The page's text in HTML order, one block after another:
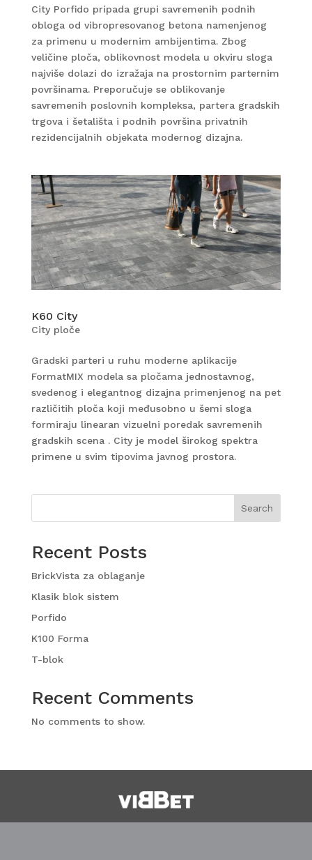
City Porfido pripada grupi savremenih podnih
obloga od vibropresovanog betona namenjenog
za primenu u modernim ambijentima. Zbog
veličine ploča, oblikovnost modela u okviru sloga
najviše dolazi do izražaja na prostornim parternim
površinama. Preporučuje se oblikovanje
savremenih poslovnih kompleksa, partera gradskih
trgova i šetališta i podnih površina privatnih
rezidencijalnih objekata modernog dizajna.
K60 City
City ploče
Gradski parteri u ruhu moderne aplikacije
FormatMIX modela sa pločama jednostavnog,
svedenog i elegantnog dizajna primenjenog na pet
različitih ploča koji međusobno u šemi sloga
formiraju linearan vizuelni poredak savremenih
gradskih scena . City je model širokog spektra
primene u svim tipovima javnog prostora.
Search
Recent Posts
BrickVista za oblaganje
Klasik blok sistem
Porfido
K100 Forma
T-blok
Recent Comments
No comments to show.